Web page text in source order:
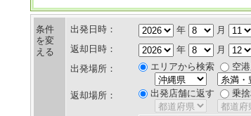
条件
を変
える
出発日時： 年 月
返却日時：
年 月
出発場所：
エリアから検索 空
返却場所： 出発店舗に返す 乗